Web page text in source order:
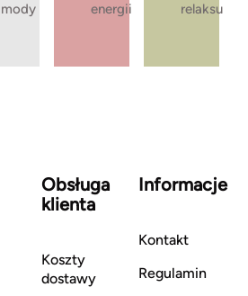
mody
energii
relaksu
Obsługa
klienta
Koszty
dostawy
Informacje
Kontakt
Regulamin